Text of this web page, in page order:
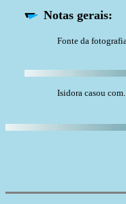
Notas gerais:
Fonte da
Isidora casou com.